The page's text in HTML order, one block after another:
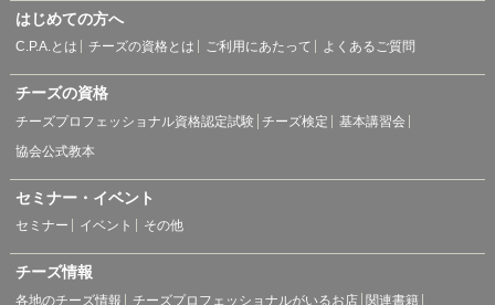
はじめての方へ
C.P.A.とは チーズの資格とは ご利用にあたって よくあるご質問
チーズの資格
チーズプロフェッショナル資格認定試験 チーズ検定
基本講習会
協会公式教本
セミナー・イベント
セミナー イベント その他
チーズ情報
各地のチーズ情報 チーズプロフェッショナルがいるお店 関連書籍